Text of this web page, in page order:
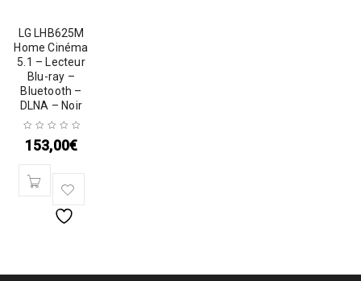
LG LHB625M
Home Cinéma
5.1 – Lecteur
Blu-ray –
Bluetooth –
DLNA – Noir
153,00€